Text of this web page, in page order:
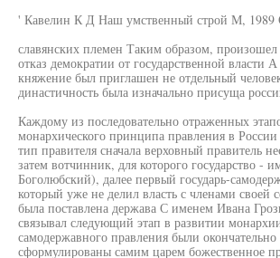
' Кавелин К Д Наш умственный строй М, 1989
славянских племен Таким образом,
отказ демократии от государственной власти
княжение был приглашен не отдельный
династичность была изначально присуща
Каждому из последовательно отраженных
монархического принципа правления в России
тип правителя сначала верховный правитель
затем вотчинник, для которого государство -
Боголюбский), далее первый государь-
который уже не делил власть с членами своей
была поставлена держава С именем Ивана
связывал следующий этап в развитии
самодержавного правления были
сформулированы самим царем божественное